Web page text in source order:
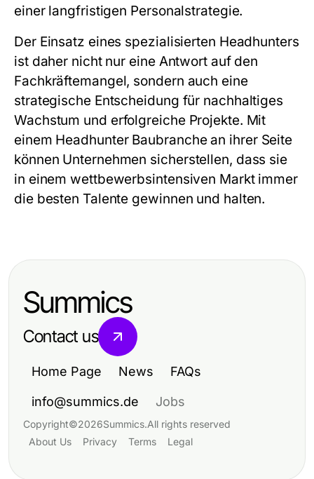
einer langfristigen Personalstrategie.
Der Einsatz eines spezialisierten Headhunters
ist daher nicht nur eine Antwort auf den
Fachkräftemangel, sondern auch eine
strategische Entscheidung für nachhaltiges
Wachstum und erfolgreiche Projekte. Mit
einem Headhunter Baubranchean ihrer Seite
können Unternehmen sicherstellen, dass sie
in einem wettbewerbsintensiven Markt immer
die besten Talente gewinnen und halten.
Summics
Contact us
Home Page News FAQs
info@summics.de Jobs
Copyright©2026Summics.All rights reserved
About Us
Privacy Terms Legal